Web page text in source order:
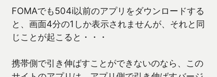
FOMAでも504i以前のアプリをダウンロードする
と、画面4分の1しか表示されませんが、それと同
じことが起こると・・・
携帯側で引き伸ばすことができないのなら、この